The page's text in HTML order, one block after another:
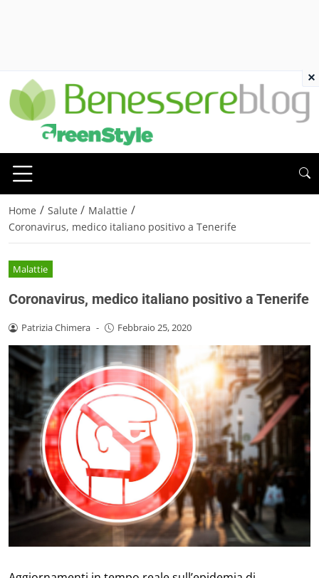
Home / Salute / Malattie /
Coronavirus, medico italiano positivo a Tenerife
Malattie
Coronavirus, medico italiano positivo a Tenerife
Patrizia Chimera - Febbraio 25, 2020
×